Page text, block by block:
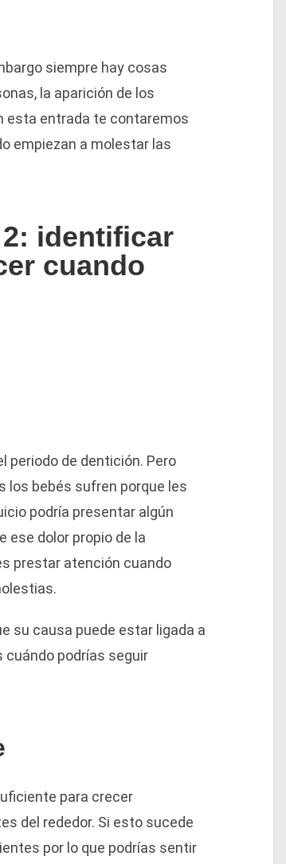
siempre hay cosas
la aparición de los
esta entrada te contaremos
empiezan a molestar las
identificar
cuando
periodo de dentición. Pero
los bebés sufren porque les
podría presentar algún
ese dolor propio de la
prestar atención cuando
su causa puede estar ligada a
podrías seguir
para crecer
del rededor. Si esto sucede
por lo que podrías sentir